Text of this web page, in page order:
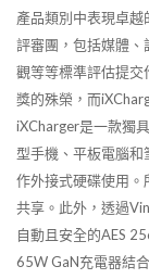
產品類別中表現卓
評審團，包括媒體
觀等等標準評估提
獎的殊榮，而
iXCharger是一款獨
型手機、平板電腦
作外接式硬碟使用
共享。此外，透過
自動且安全的AES
65W GaN充電器結